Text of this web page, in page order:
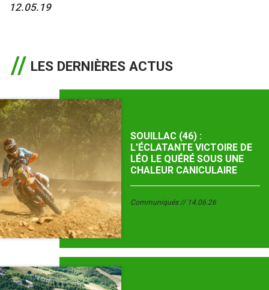
12.05.19
LES DERNIÈRES ACTUS
SOUILLAC (46) :
L’ÉCLATANTE VICTOIRE DE
LÉO LE QUÉRÉ SOUS UNE
CHALEUR CANICULAIRE
Communiqués 14.06.26